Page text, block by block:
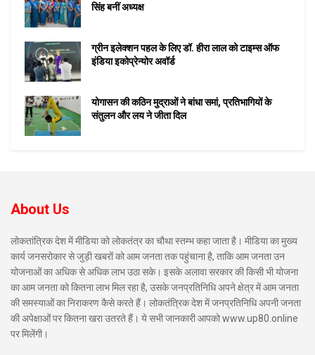
सिंह बनीं अध्यक्ष
ग्रीन इलेक्शन पहल के लिए डॉ. हीरा लाल को टाइम्स ऑफ
इंडिया इकोप्रेन्योर अवॉर्ड
योगासन की कठिन मुद्राओं ने बांधा समां, प्रतिभागियों के
संतुलन और लय ने जीता दिल
About Us
लोकतांत्रिक देश में मीडिया को लोकतंत्र का चौथा स्तम्भ कहा जाता है। मीडिया का मुख्य
कार्य जनसरोकार से जुड़ी खबरों को आम जनता तक पहुंचाना है, ताकि आम जनता उन
योजनाओं का अधिक से अधिक लाभ उठा सके। इसके अलावा सरकार की किसी भी योजना
का आम जनता को कितना लाभ मिल रहा है, उसके जनप्रतिनिधि अपने क्षेत्र में आम जनता
की समस्याओं का निराकरण कैसे करते हैं। लोकतंत्रिक देश में जनप्रतिनिधि अपनी जनता
की अपेक्षाओं पर कितना खरा उतरते हैं। ये सभी जानकारी आपको www.up80.online
पर मिलेंगी।